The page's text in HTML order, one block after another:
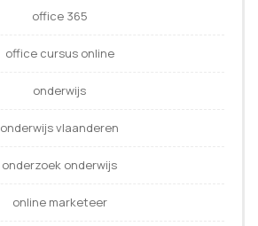
office 365
office cursus online
onderwijs
onderwijs vlaanderen
onderzoek onderwijs
online marketeer